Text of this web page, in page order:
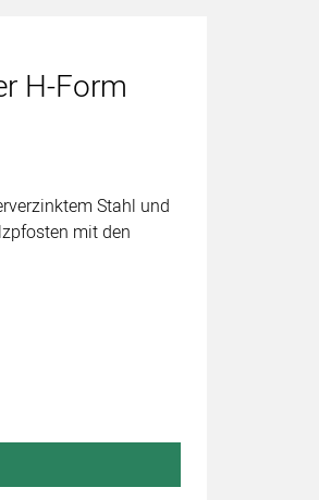
H-Form
Stahl und
mit den